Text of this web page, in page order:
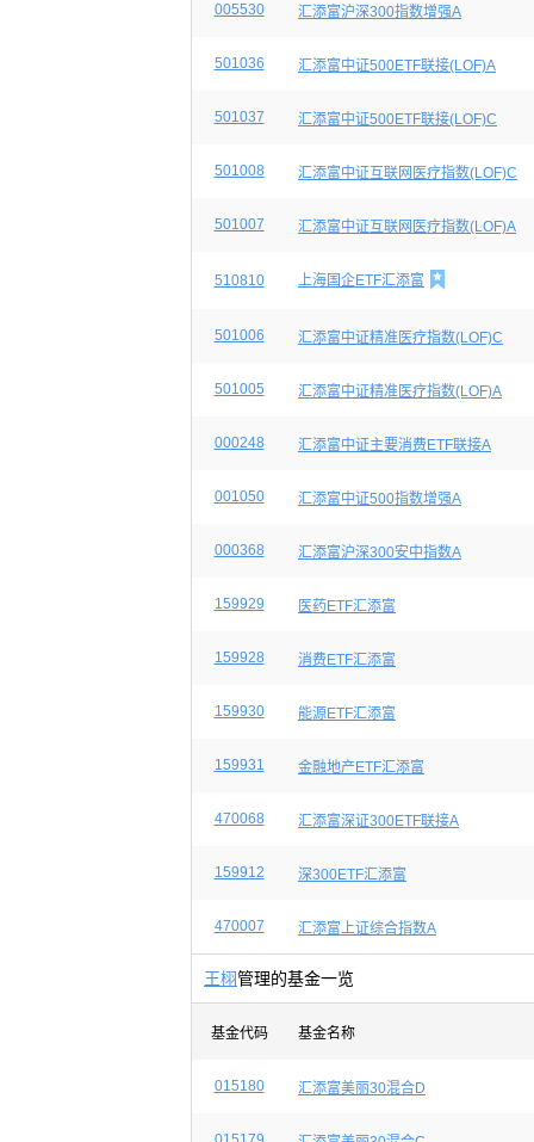
005530 汇添富沪深300指数增强A
501036 汇添富中证500ETF联接(LOF)A
501037 汇添富中证500ETF联接(LOF)C
501008 汇添富中证互联网医疗指数(LOF)C
501007 汇添富中证互联网医疗指数(LOF)A
510810 上海国企ETF汇添富 
501006 汇添富中证精准医疗指数(LOF)C
501005 汇添富中证精准医疗指数(LOF)A
000248 汇添富中证主要消费ETF联接A
001050 汇添富中证500指数增强A
000368 汇添富沪深300安中指数A
159929 医药ETF汇添富
159928 消费ETF汇添富
159930 能源ETF汇添富
159931 金融地产ETF汇添富
470068 汇添富深证300ETF联接A
159912 深300ETF汇添富
470007 汇添富上证综合指数A
王栩管理的基金一览
基金代码 基金名称
015180 汇添富美丽30混合D